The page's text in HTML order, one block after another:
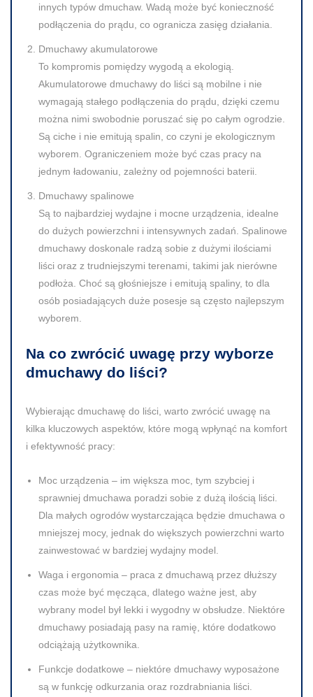
innych typów dmuchaw. Wadą może być konieczność
podłączenia do prądu, co ogranicza zasięg działania.
Dmuchawy akumulatorowe
To kompromis pomiędzy wygodą a ekologią.
Akumulatorowe dmuchawy do liści są mobilne i nie
wymagają stałego podłączenia do prądu, dzięki czemu
można nimi swobodnie poruszać się po całym ogrodzie.
Są ciche i nie emitują spalin, co czyni je ekologicznym
wyborem. Ograniczeniem może być czas pracy na
jednym ładowaniu, zależny od pojemności baterii.
Dmuchawy spalinowe
Są to najbardziej wydajne i mocne urządzenia, idealne
do dużych powierzchni i intensywnych zadań. Spalinowe
dmuchawy doskonale radzą sobie z dużymi ilościami
liści oraz z trudniejszymi terenami, takimi jak nierówne
podłoża. Choć są głośniejsze i emitują spaliny, to dla
osób posiadających duże posesje są często najlepszym
wyborem.
Na co zwrócić uwagę przy wyborze
dmuchawy do liści?
Wybierając dmuchawę do liści, warto zwrócić uwagę na
kilka kluczowych aspektów, które mogą wpłynąć na komfort
i efektywność pracy:
Moc urządzenia – im większa moc, tym szybciej i
sprawniej dmuchawa poradzi sobie z dużą ilością liści.
Dla małych ogrodów wystarczająca będzie dmuchawa o
mniejszej mocy, jednak do większych powierzchni warto
zainwestować w bardziej wydajny model.
Waga i ergonomia – praca z dmuchawą przez dłuższy
czas może być męcząca, dlatego ważne jest, aby
wybrany model był lekki i wygodny w obsłudze. Niektóre
dmuchawy posiadają pasy na ramię, które dodatkowo
odciążają użytkownika.
Funkcje dodatkowe – niektóre dmuchawy wyposażone
są w funkcję odkurzania oraz rozdrabniania liści.